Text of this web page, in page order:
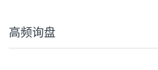
高频询盘